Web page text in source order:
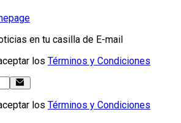
en tu casilla de E-mail
los Términos y Condiciones
los Términos y Condiciones